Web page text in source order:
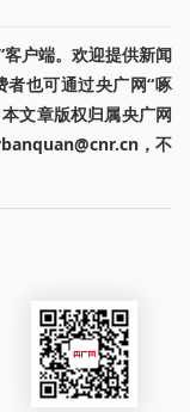
户端。欢迎提供新闻
也可通过央广网“啄
文章版权归属央广网
，不